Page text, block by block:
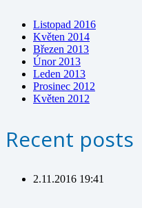
Listopad 2016
Květen 2014
Březen 2013
Únor 2013
Leden 2013
Prosinec 2012
Květen 2012
Recent posts
2.11.2016 19:41